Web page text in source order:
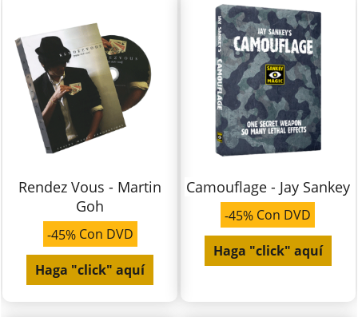
Rendez Vous - Martin
Goh
-45% Con DVD
Haga "click" aquí
Camouflage - Jay Sankey
-45% Con DVD
Haga "click" aquí